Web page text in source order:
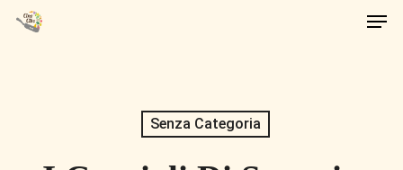
Skip
Senza Categoria